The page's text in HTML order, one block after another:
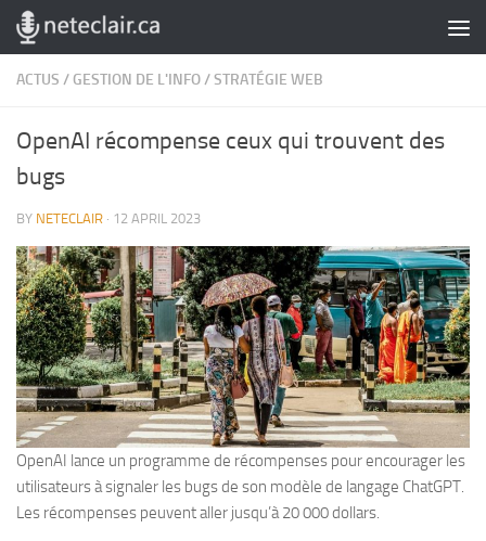
Skip to content
ACTUS / GESTION DE L'INFO/STRATÉGIE WEB
OpenAI récompense ceux qui trouvent des
bugs
BY NETECLAIR · 12 APRIL 2023
OpenAI lance un programme de récompenses pour encourager les
utilisateurs à signaler les bugs de son modèle de langage ChatGPT.
Les récompenses peuvent aller jusqu’à 20 000 dollars.